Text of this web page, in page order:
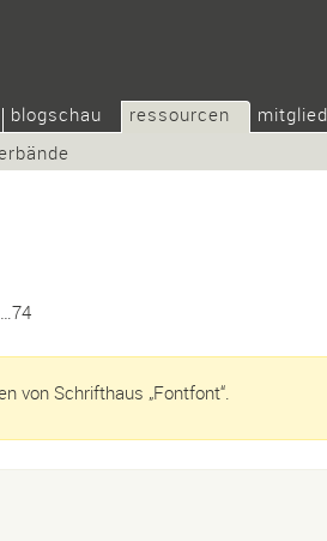
blogschau
ressourcen
von Schrifthaus „Fontfont“.